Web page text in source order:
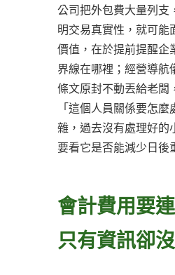
公司把外包費大量列支
明交易真實性，就可
價值，在於提前提醒企
界線在哪裡；經營導
條文原封不動丟給老闆
「這個人員關係要怎
雜，過去沒有處理好的
要看它是否能減少日後
會計費用要
只有資訊卻